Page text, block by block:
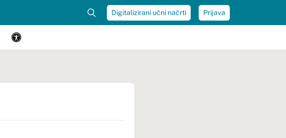
Digitalizirani učni načrti Prijava